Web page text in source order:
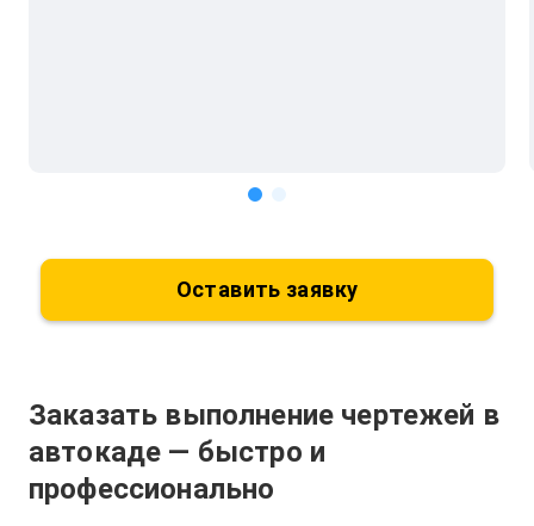
Оставить заявку
Заказать выполнение чертежей в
автокаде — быстро и
профессионально